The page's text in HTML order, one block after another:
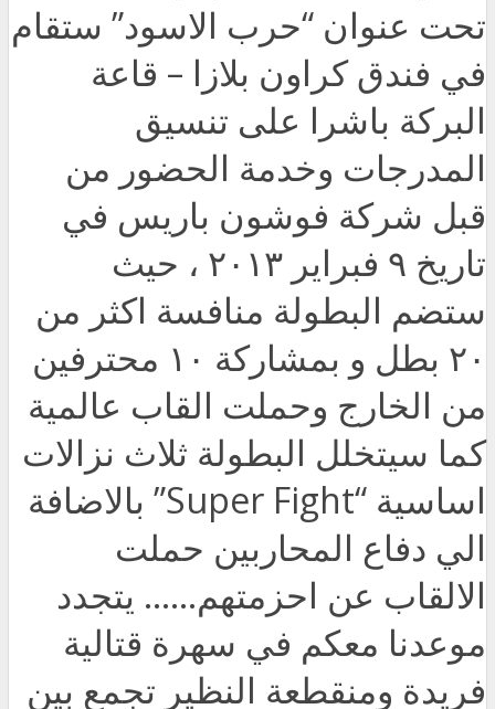
تحت عنوان “حرب الاسود” ستقام
في فندق كراون بلازا – قاعة
البركة باشرا على تنسيق
المدرجات وخدمة الحضور من
قبل شركة فوشون باريس في
تاريخ ٩ فبراير ٢٠١٣ ، حيث
ستضم البطولة منافسة اكثر من
٢٠ بطل و بمشاركة ١٠ محترفين
من الخارج وحملت القاب عالمية
كما سيتخلل البطولة ثلاث نزالات
اساسية “Super Fight” بالاضافة
الي دفاع المحاربين ح‬ملت
الالقاب عن احزمتهم…… يتجدد
موعدنا معكم في سهرة قتالية
فريدة ومنقطعة النظير تجمع بين